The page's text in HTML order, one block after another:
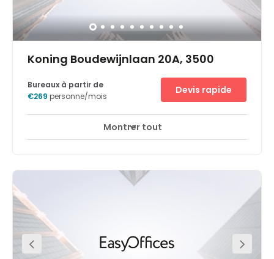
Koning Boudewijnlaan 20A, 3500
Centre-ville
centre and close to the inner ring road and universities.
The striking new Lanterneau building blends beautifully
includes apartments and start-ups by young
professionals. Find the flexible, fully-equipped workspace
for your business to thrive, whether you’re looking for
private or coworking offices or to hire a meeting room in
Hasselt. Work across two floors flooded with natural light,
Bureaux à partir de
€269 personne/mois
Devis rapide
Montrer tout